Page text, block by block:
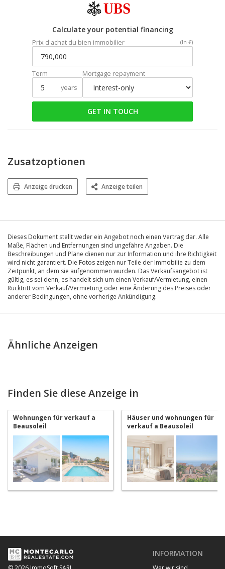
Calculate your potential financing
Prix d'achat du bien immobilier (In €)
Term
years
Mortgage repayment
GET IN TOUCH
Zusatzoptionen
Anzeige drucken Anzeige teilen
Dieses Dokument stellt weder ein Angebot noch einen Vertrag dar. Alle
Maße, Flächen und Entfernungen sind ungefähre Angaben. Die
Beschreibungen und Pläne dienen nur zur Information und ihre Richtigkeit
wird nicht garantiert. Die Fotos zeigen nur Teile der Immobilie zu dem
Zeitpunkt, an dem sie aufgenommen wurden. Das Verkaufsangebot ist
gültig, es sei denn, es handelt sich um einen Verkauf/Vermietung, einen
Rücktritt vom Verkauf/Vermietung oder eine Änderung des Preises oder
anderer Bedingungen, ohne vorherige Ankündigung.
Ähnliche Anzeigen
Finden Sie diese Anzeige in
Wohnungen für verkauf a
Beausoleil
Häuser und wohnungen für
verkauf a Beausoleil
INFORMATION